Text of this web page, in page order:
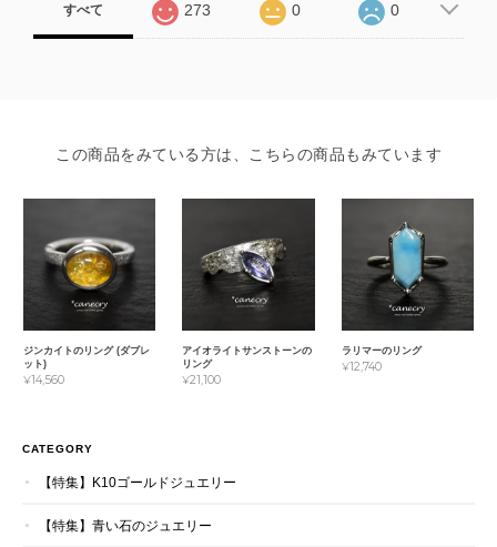
すべて 273 0 0
この商品をみている方は、こちらの商品もみています
ジンカイトのリング (ダブレ
ット)
¥14,560
アイオライトサンストーンの
リング
¥21,100
ラリマーのリング
¥12,740
CATEGORY
【特集】K10ゴールドジュエリー
【特集】青い石のジュエリー